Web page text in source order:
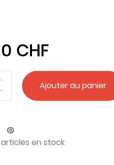
CHF
Ajouter au panier
en stock